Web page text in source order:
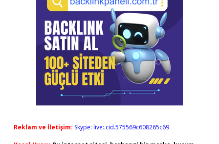
Reklam ve İletişim: Skype: live:.cid.575569c608265c69